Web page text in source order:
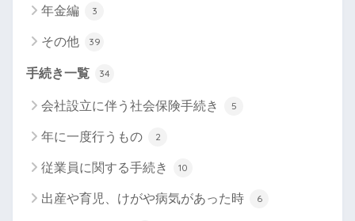
年金編 3
その他 39
手続き一覧 34
会社設立に伴う社会保険手続き 5
年に一度行うもの 2
従業員に関する手続き 10
出産や育児、けがや病気があった時 6